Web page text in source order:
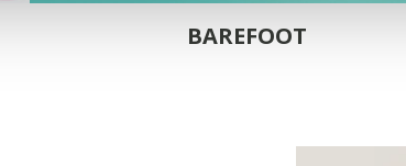
BAREFOOT